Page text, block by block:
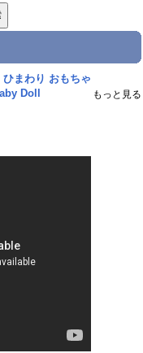
まわり おもちゃ
Doll
もっと見る